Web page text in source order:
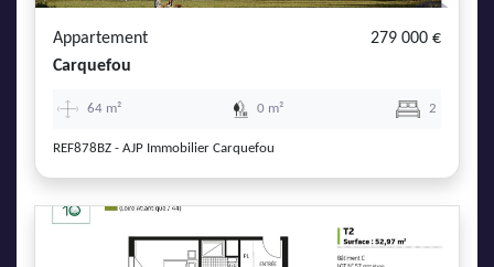
Appartement
279 000 €
Carquefou
64 m² 0 m² 2
REF878BZ - AJP Immobilier Carquefou